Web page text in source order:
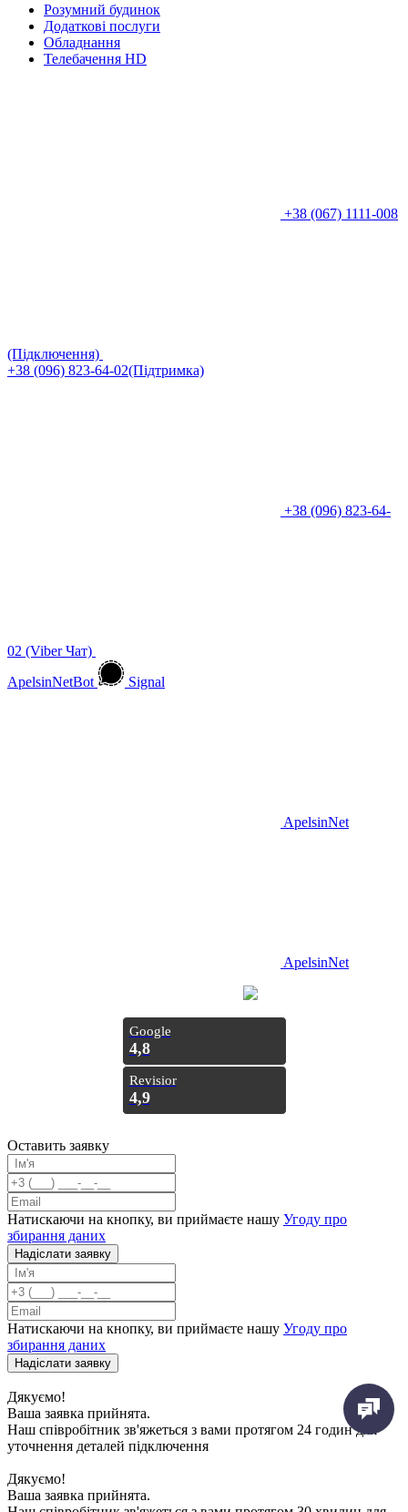
Розумний будинок
Додаткові послуги
Обладнання
Телебачення HD
+38 (067) 1111-008
(Підключення)
+38 (096) 823-64-02(Підтримка)
+38 (096) 823-64-
02 (Viber Чат)
ApelsinNetBot
Signal
ApelsinNet
ApelsinNet
Google
4,8
Revisior
4,9
Оставить заявку
Натискаючи на кнопку, ви приймаєте нашу Угоду про
збирання даних
Надiслати заявку
Натискаючи на кнопку, ви приймаєте нашу Угоду про
збирання даних
Надiслати заявку
Дякуємо!
Ваша заявка прийнята.
Наш співробітник зв'яжеться з вами протягом 24 годин для
уточнення деталей підключення
Дякуємо!
Ваша заявка прийнята.